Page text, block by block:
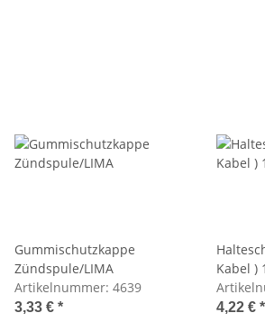
Gummischutzkappe
Zündspule/LIMA
Artikelnummer: 4639
3,33 € *
Kabel )
4,22 € *